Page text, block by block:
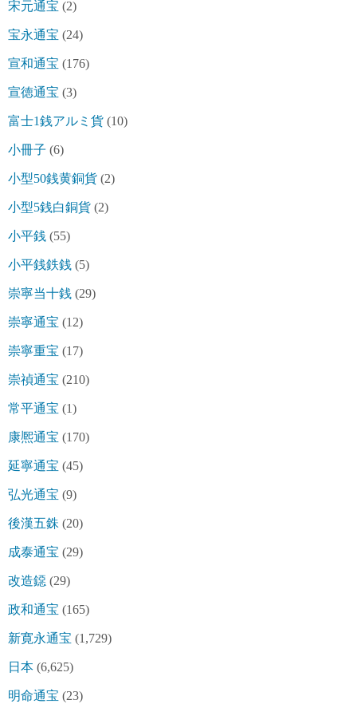
宋元通宝 (2)
宝永通宝 (24)
宣和通宝 (176)
宣徳通宝 (3)
富士1銭アルミ貨 (10)
小冊子 (6)
小型50銭黄銅貨 (2)
小型5銭白銅貨 (2)
小平銭 (55)
小平銭鉄銭 (5)
崇寧当十銭 (29)
崇寧通宝 (12)
崇寧重宝 (17)
崇禎通宝 (210)
常平通宝 (1)
康熈通宝 (170)
延寧通宝 (45)
弘光通宝 (9)
後漢五銖 (20)
成泰通宝 (29)
改造鐚 (29)
政和通宝 (165)
新寛永通宝 (1,729)
日本 (6,625)
明命通宝 (23)